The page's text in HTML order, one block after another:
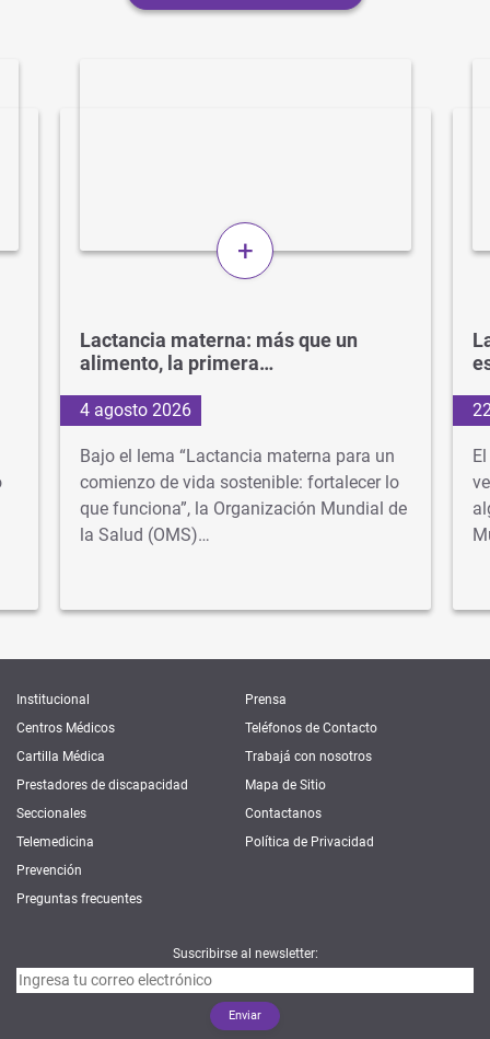
+
Lactancia materna: más que un
alimento, la primera…
4 agosto 2026
Bajo el lema “Lactancia materna para un
comienzo de vida sostenible: fortalecer lo
que funciona”, la Organización Mundial de
la Salud (OMS)…
Institucional
Centros Médicos
Cartilla Médica
Prestadores de discapacidad
Seccionales
Telemedicina
Prevención
Preguntas frecuentes
Prensa
Teléfonos de Contacto
Trabajá con nosotros
Mapa de Sitio
Contactanos
Política de Privacidad
Suscribirse al newsletter: